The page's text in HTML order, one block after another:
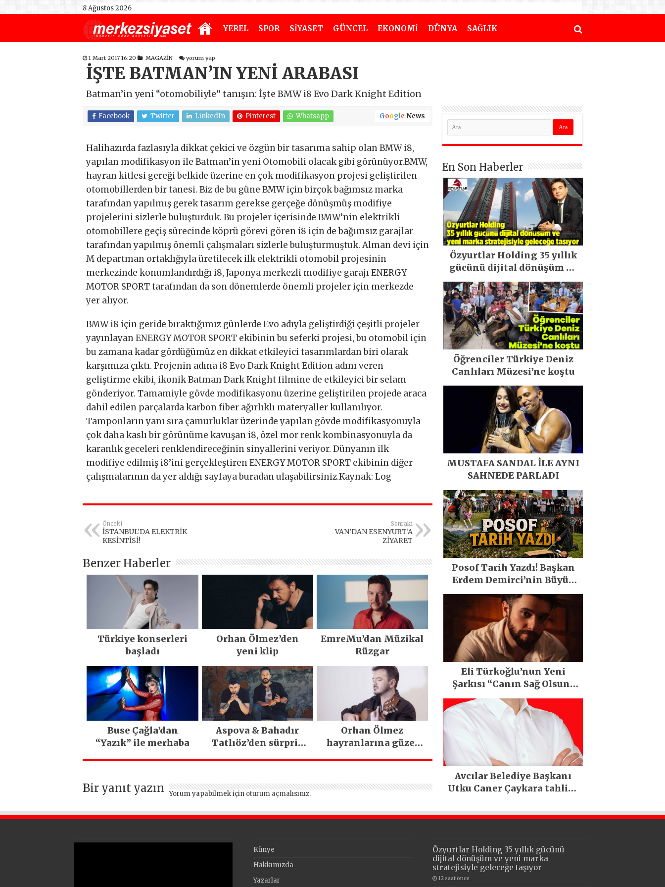
8 Ağustos 2026
YEREL SPOR SİYASET GÜNCEL EKONOMİ DÜNYA SAĞLIK
1 Mart 2017 16:20 MAGAZİN yorum yap
İŞTE BATMAN’IN YENİ ARABASI
Batman’in yeni “otomobiliyle” tanışın: İşte BMW i8 Evo Dark Knight Edition
Facebook Twitter LinkedIn Pinterest Whatsapp Google News
Halihazırda fazlasıyla dikkat çekici ve özgün bir tasarıma sahip olan BMW i8,
yapılan modifikasyon ile Batman’in yeni Otomobili olacak gibi görünüyor.BMW,
hayran kitlesi gereği belkide üzerine en çok modifikasyon projesi geliştirilen
otomobillerden bir tanesi. Biz de bu güne BMW için birçok bağımsız marka
tarafından yapılmış gerek tasarım gerekse gerçeğe dönüşmüş modifiye
projelerini sizlerle buluşturduk. Bu projeler içerisinde BMW’nin elektrikli
otomobillere geçiş sürecinde köprü görevi gören i8 için de bağımsız garajlar
tarafından yapılmış önemli çalışmaları sizlerle buluşturmuştuk. Alman devi için
M departman ortaklığıyla üretilecek ilk elektrikli otomobil projesinin
merkezinde konumlandırdığı i8, Japonya merkezli modifiye garajı ENERGY
MOTOR SPORT tarafından da son dönemlerde önemli projeler için merkezde
yer alıyor.
BMW i8 için geride bıraktığımız günlerde Evo adıyla geliştirdiği çeşitli projeler
yayınlayan ENERGY MOTOR SPORT ekibinin bu seferki projesi, bu otomobil için
bu zamana kadar gördüğümüz en dikkat etkileyici tasarımlardan biri olarak
karşımıza çıktı. Projenin adına i8 Evo Dark Knight Edition adını veren
geliştirme ekibi, ikonik Batman Dark Knight filmine de etkileyici bir selam
gönderiyor. Tamamiyle gövde modifikasyonu üzerine geliştirilen projede araca
dahil edilen parçalarda karbon fiber ağırlıklı materyaller kullanılıyor.
Tamponların yanı sıra çamurluklar üzerinde yapılan gövde modifikasyonuyla
çok daha kaslı bir görünüme kavuşan i8, özel mor renk kombinasyonuyla da
karanlık geceleri renklendireceğinin sinyallerini veriyor. Dünyanın ilk
modifiye edilmiş i8’ini gerçekleştiren ENERGY MOTOR SPORT ekibinin diğer
çalışmalarının da yer aldığı sayfaya buradan ulaşabilirsiniz.Kaynak: Log
Önceki
İSTANBUL’DA ELEKTRİK
KESİNTİSİ!
Sonraki
VAN’DAN ESENYURT’A
ZİYARET
Benzer Haberler
Türkiye konserleri
başladı
Orhan Ölmez’den
yeni klip
EmreMu’dan Müzikal
Rüzgar
Buse Çağla’dan
“Yazık” ile merhaba
Aspova & Bahadır
Tatlıöz’den sürpriz
Orhan Ölmez
hayranlarına güzel
Bir yanıt yazın Yorum yapabilmek için oturum açmalısınız.
En Son Haberler
Özyurtlar Holding 35 yıllık
gücünü dijital dönüşüm ve
yeni marka stratejisiyle
geleceğe taşıyor
Öğrenciler Türkiye Deniz
Canlıları Müzesi’ne koştu
MUSTAFA SANDAL İLE AYNI
SAHNEDE PARLADI
Posof Tarih Yazdı! Başkan
Erdem Demirci’nin Büyük
Emeğiyle Son Yılların En
Büyük Festivali Gerçekleşti
Eli Türkoğlu’nun Yeni
Şarkısı “Canın Sağ Olsun”
Büyük İlgi Gördü!..
Avcılar Belediye Başkanı
Utku Caner Çaykara tahliye
Künye
Hakkımızda
Yazarlar
Özyurtlar Holding 35 yıllık gücünü
dijital dönüşüm ve yeni marka
stratejisiyle geleceğe taşıyor
12 saat önce